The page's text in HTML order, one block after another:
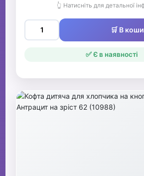
👆 Натисніть для детальної
🛒 В
✅ Є в наявності